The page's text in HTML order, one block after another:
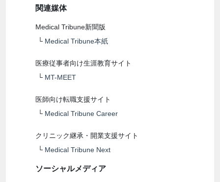
関連媒体
Medical Tribune新聞版
└ Medical Tribune本紙
医療従事者向け生涯教育サイト
└ MT-MEET
医師向け転職支援サイト
└ Medical Tribune Career
クリニック継承・開業支援サイト
└ Medical Tribune Next
ソーシャルメディア